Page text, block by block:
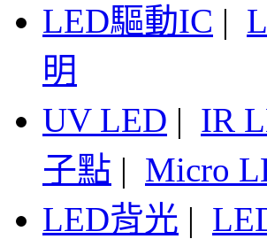
LED驅動IC |
明
UV LED | IR
子點 | Micro
LED背光 |